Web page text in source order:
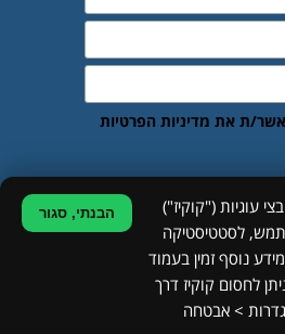
©
נגישות • מדיניות פרטיות
עוגיות ("קוקיז")
לסטטיסטיקה
נוסף זמין בעמוד
לחסום קוקיז דרך
> אבטחה
הבנתי, סגור